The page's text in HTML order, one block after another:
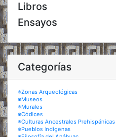
Libros
Ensayos
Categorías
※Zonas Arqueológicas
※Museos
※Murales
※Códices
※Culturas Ancestrales Prehispánicas
※Pueblos Indígenas